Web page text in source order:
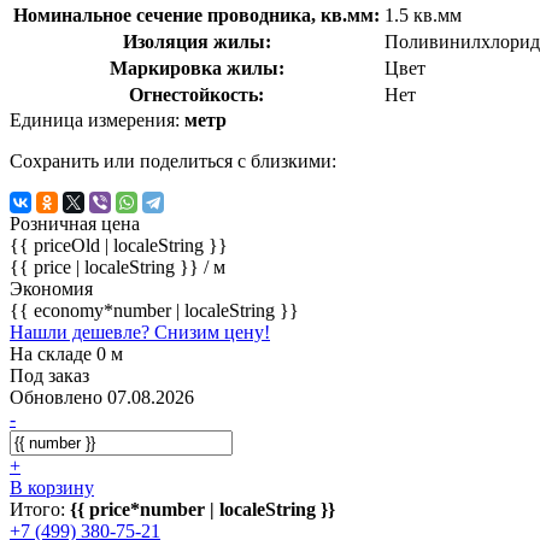
Номинальное сечение проводника, кв.мм: 1.5 кв.мм
Изоляция жилы:
Маркировка жилы:
Цвет
Огнестойкость:
Нет
Единица измерения: метр
Сохранить или поделиться с близкими:
Розничная цена
{{ priceOld | localeString }}
{{ price | localeString }} / м
Экономия
{{ economy*number | localeString }}
Нашли дешевле? Снизим цену!
На складе 0 м
Под заказ
Обновлено 07.08.2026
-
+
В корзину
Итого: {{ price*number | localeString }}
+7 (499) 380-75-21